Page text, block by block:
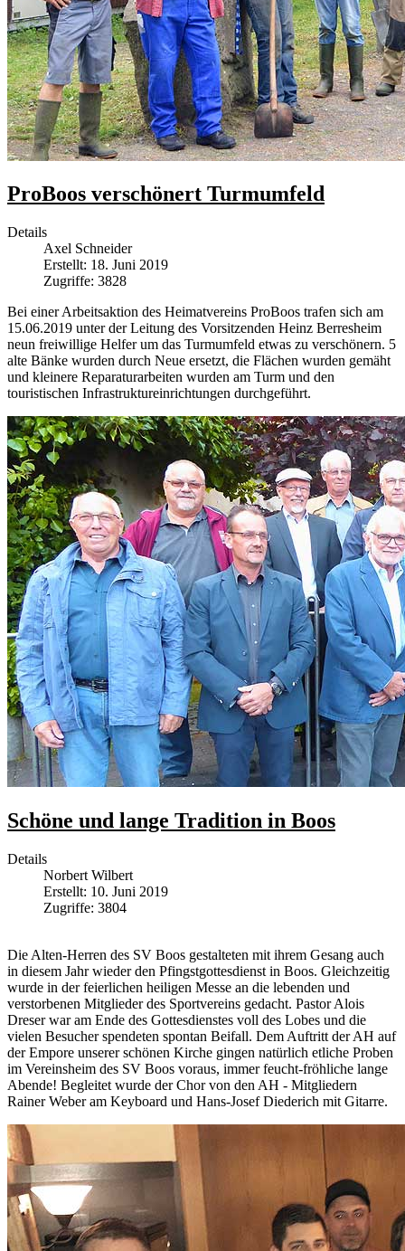
ProBoos verschönert Turmumfeld
Details
Axel Schneider
Erstellt: 18. Juni 2019
Zugriffe: 3828
Bei einer Arbeitsaktion des Heimatvereins ProBoos trafen sich am
15.06.2019 unter der Leitung des Vorsitzenden Heinz Berresheim
neun freiwillige Helfer um das Turmumfeld etwas zu verschönern. 5
alte Bänke wurden durch Neue ersetzt, die Flächen wurden gemäht
und kleinere Reparaturarbeiten wurden am Turm und den
touristischen Infrastruktureinrichtungen durchgeführt.
Schöne und lange Tradition in Boos
Details
Norbert Wilbert
Erstellt: 10. Juni 2019
Zugriffe: 3804
Die Alten-Herren des SV Boos gestalteten mit ihrem Gesang auch
in diesem Jahr wieder den Pfingstgottesdienst in Boos. Gleichzeitig
wurde in der feierlichen heiligen Messe an die lebenden und
verstorbenen Mitglieder des Sportvereins gedacht. Pastor Alois
Dreser war am Ende des Gottesdienstes voll des Lobes und die
vielen Besucher spendeten spontan Beifall. Dem Auftritt der AH auf
der Empore unserer schönen Kirche gingen natürlich etliche Proben
im Vereinsheim des SV Boos voraus, immer feucht-fröhliche lange
Abende! Begleitet wurde der Chor von den AH - Mitgliedern
Rainer Weber am Keyboard und Hans-Josef Diederich mit Gitarre.